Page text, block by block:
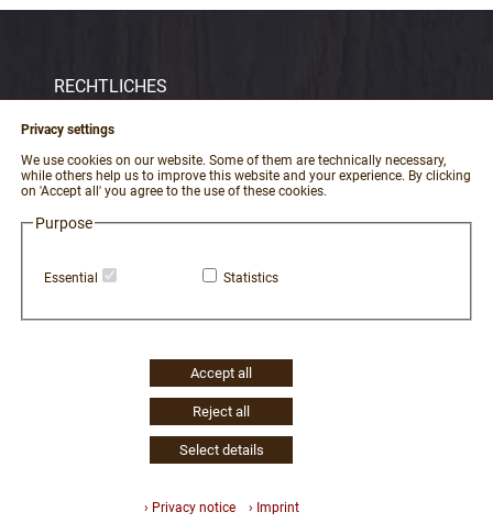
Privacy settings
We use cookies on our website. Some of them are technically necessary,
while others help us to improve this website and your experience. By clicking
on 'Accept all' you agree to the use of these cookies.
Purpose
Essential Statistics
Accept all
Reject all
Select details
› Privacy notice › Imprint
RECHTLICHES
Imprint
Terms and conditions
data protection
payment and shipping